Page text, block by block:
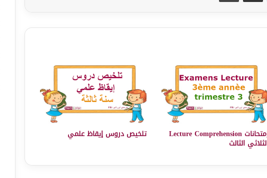
إمتحانات Lecture Comprehension
الثالث
تلخيص دروس إيقاظ علمي